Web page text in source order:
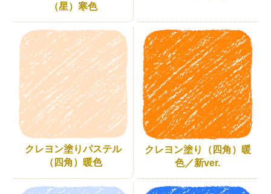
（星）寒色
クレヨン塗りパステル
（四角）暖色
クレヨン塗り（四角）暖
色／新ver.